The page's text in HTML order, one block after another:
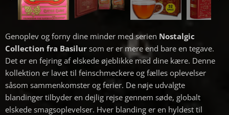
Genoplev og forny dine minder med serien Nostalgic
Collection fra Basilur som er er mere end bare en tegave.
Det er en fejring af elskede øjeblikke med dine kære. Denne
kollektion er lavet til feinschmeckere og fælles oplevelser
såsom sammenkomster og ferier. De nøje udvalgte
blandinger tilbyder en dejlig rejse gennem søde, globalt
elskede smagsoplevelser. Hver blanding er en hyldest til